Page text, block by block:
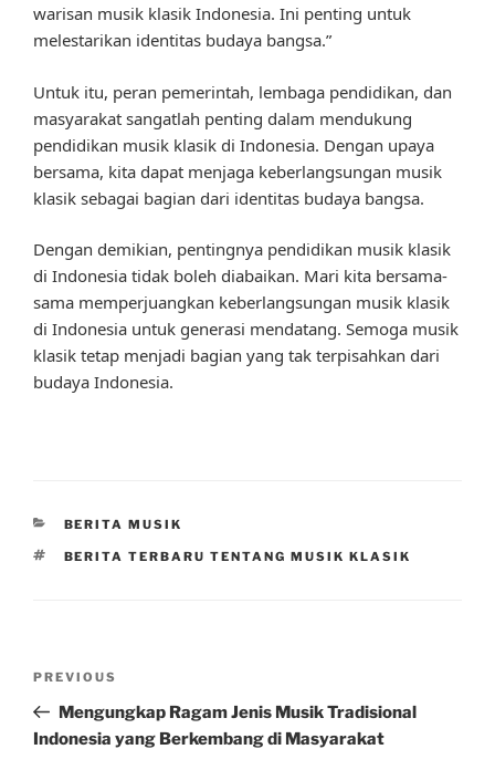
warisan musik klasik Indonesia. Ini penting untuk
melestarikan identitas budaya bangsa.”
Untuk itu, peran pemerintah, lembaga pendidikan, dan
masyarakat sangatlah penting dalam mendukung
pendidikan musik klasik di Indonesia. Dengan upaya
bersama, kita dapat menjaga keberlangsungan musik
klasik sebagai bagian dari identitas budaya bangsa.
Dengan demikian, pentingnya pendidikan musik klasik
di Indonesia tidak boleh diabaikan. Mari kita bersama-
sama memperjuangkan keberlangsungan musik klasik
di Indonesia untuk generasi mendatang. Semoga musik
klasik tetap menjadi bagian yang tak terpisahkan dari
budaya Indonesia.
CATEGORIES
BERITA MUSIK
TAGS
BERITA TERBARU TENTANG MUSIK KLASIK
Previous
Post
PREVIOUS
Mengungkap Ragam Jenis Musik Tradisional
Indonesia yang Berkembang di Masyarakat